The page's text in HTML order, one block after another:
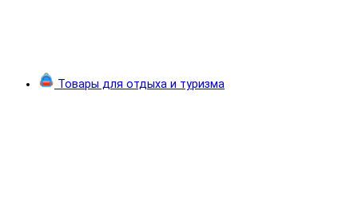
Товары для отдыха и туризма